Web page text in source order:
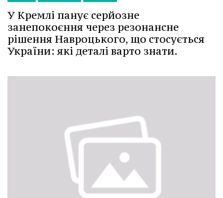
У Кремлі панує серйозне
занепокоєння через резонансне
рішення Навроцького, що стосується
України: які деталі варто знати.